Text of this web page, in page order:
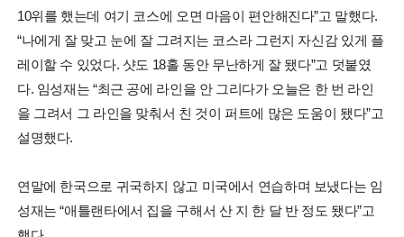
10위를 했는데 여기 코스에 오면 마음이 편안해진다”고 말했다.
“나에게 잘 맞고 눈에 잘 그려지는 코스라 그런지 자신감 있게 플
레이할 수 있었다. 샷도 18홀 동안 무난하게 잘 됐다”고 덧붙였
다. 임성재는 “최근 공에 라인을 안 그리다가 오늘은 한 번 라인
을 그려서 그 라인을 맞춰서 친 것이 퍼트에 많은 도움이 됐다”고
설명했다.
연말에 한국으로 귀국하지 않고 미국에서 연습하며 보냈다는 임
성재는 “애틀랜타에서 집을 구해서 산 지 한 달 반 정도 됐다”고